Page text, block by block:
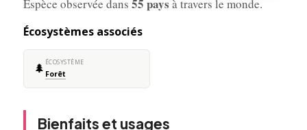
Espèce observée dans 55 pays à travers le monde.
Écosystèmes associés
🌲 ÉCOSYSTÈME
Forêt
Bienfaits et usages